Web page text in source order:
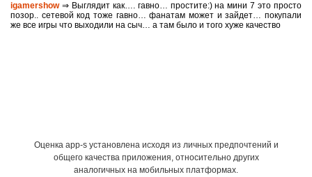
igamershow⇒ Выглядит как…. гавно… простите:) на мини 7 это просто
позор.. сетевой код тоже гавно… фанатам может и зайдет… покупали
же все игры что выходили на сыч… а там было и того хуже качество
Оценка app-s установлена исходя из личных предпочтений и
общего качества приложения, относительно других
аналогичных на мобильных платформах.